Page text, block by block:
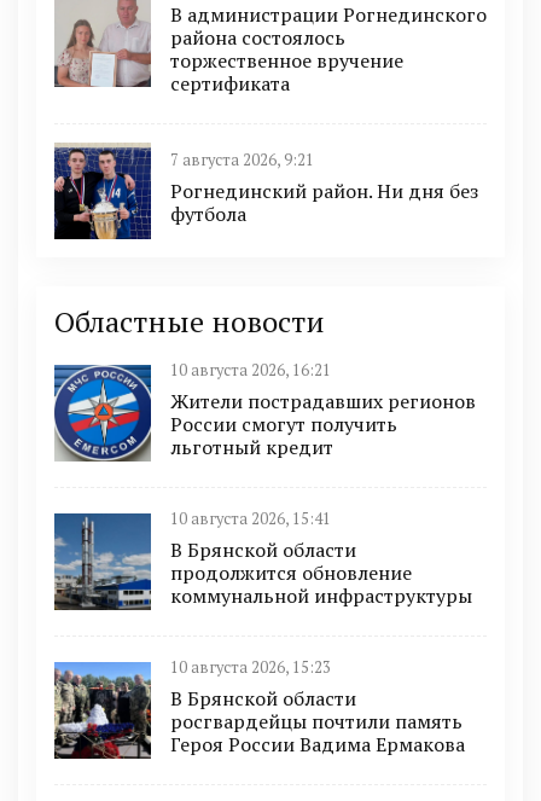
В администрации Рогнединского
района состоялось
торжественное вручение
сертификата
7 августа 2026, 9:21
Рогнединский район. Ни дня без
футбола
Областные новости
10 августа 2026, 16:21
Жители пострадавших регионов
России смогут получить
льготный кредит
10 августа 2026, 15:41
В Брянской области
продолжится обновление
коммунальной инфраструктуры
10 августа 2026, 15:23
В Брянской области
росгвардейцы почтили память
Героя России Вадима Ермакова